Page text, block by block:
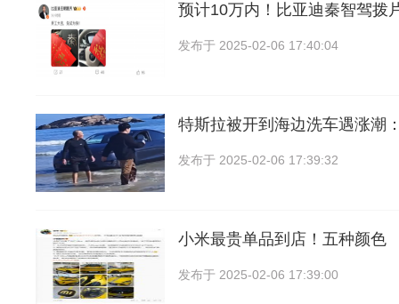
预计10万内！比亚迪秦智驾拨
发布于 2025-02-06 17:40:04
特斯拉被开到海边洗车遇涨潮
发布于 2025-02-06 17:39:32
小米最贵单品到店！五种颜色
发布于 2025-02-06 17:39:00